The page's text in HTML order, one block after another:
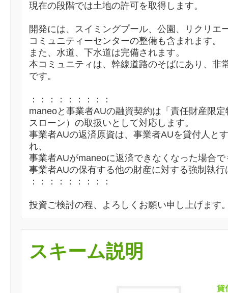
現在の段階では土地の許可を取得します。
開発には、スイミングプール、公園、リクリエ
コミュニティーセンターの整備も含まれます。
また、水道、下水道は完備されます。
本コミュニティは、幹線道路のそばにあり、非
です。
：：：：：：：：：
maneoと事業者AUの融資契約は「責任財産限
スローン）の取扱いとして対応します。
事業者AUの返済原資は、事業者AUを貸付人と
れ、
事業者AUがmaneoに返済できなくなった場合で
事業者AUの保有する他の財産に対する強制執
：：：：：：：：：
投資ご検討の程、よろしくお願い申し上げます
スキーム説明